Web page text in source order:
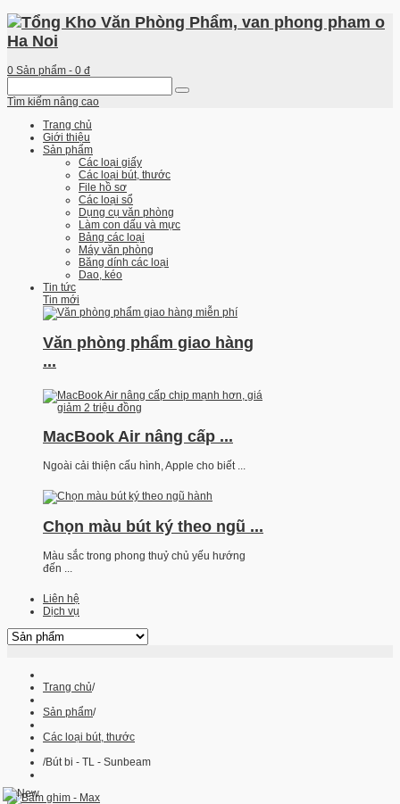
0 Sản phẩm - 0 đ
Tìm kiếm nâng cao
Trang chủ
Giới thiệu
Sản phẩm
Các loại giấy
Các loại bút, thước
File hồ sơ
Các loại sổ
Dụng cụ văn phòng
Làm con dấu và mực
Bảng các loại
Máy văn phòng
Băng dính các loại
Dao, kéo
Tin tức
Tin mới
Văn phòng phẩm giao hàng
...
MacBook Air nâng cấp ...
Ngoài cải thiện cấu hình, Apple cho biết ...
Chọn màu bút ký theo ngũ ...
Màu sắc trong phong thuỷ chủ yếu hướng
đến ...
Liên hệ
Dịch vụ
Trang chủ/
Sản phẩm/
Các loại bút, thước
/Bút bi - TL - Sunbeam